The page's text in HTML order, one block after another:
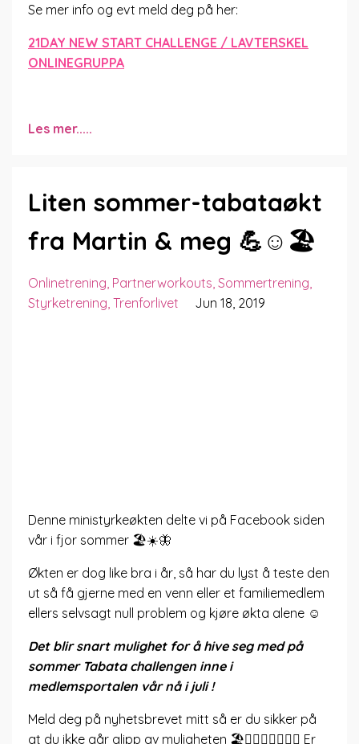
Se mer info og evt meld deg på her:
21DAY NEW START CHALLENGE / LAVTERSKEL
ONLINEGRUPPA
Les mer.....
Liten sommer-tabataøkt
fra Martin & meg 💪☺️🏖
Onlinetrening Partnerworkouts Sommertrening
Styrketrening Trenforlivet Jun 18, 2019
Denne ministyrkeøkten delte vi på Facebook siden
vår i fjor sommer 🏖☀️🦋
Økten er dog like bra i år, så har du lyst å teste den
ut så få gjerne med en venn eller et familiemedlem
ellers selvsagt null problem og kjøre økta alene ☺️
Det blir snart mulighet for å hive seg med på
sommer Tabata challengen inne i
medlemsportalen vår nå i juli !
Meld deg på nyhetsbrevet mitt så er du sikker på
at du ikke går glipp av muligheten 🏖🤸‍♂️🏋️‍♂️🧘🏻‍♀️ Er